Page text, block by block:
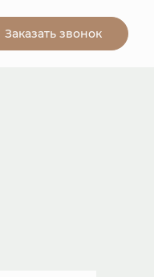
Заказать звонок
Забронировать